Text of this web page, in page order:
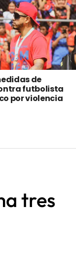
de
futbolista
por violencia
tres